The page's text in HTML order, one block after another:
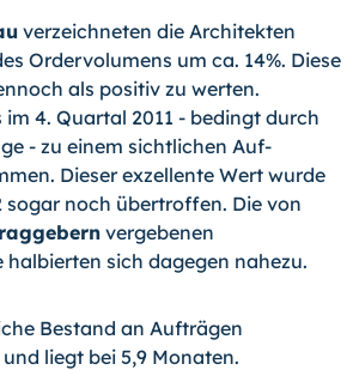
verzeichneten die Architekten
Ordervolumens um ca. 14%. Diese
als positiv zu werten.
im 4. Quartal 2011 - bedingt durch
- zu einem sichtlichen Auf­
Dieser exzellente Wert wurde
sogar noch übertroffen. Die von
vergebenen
sich dagegen nahezu.
Bestand an Aufträgen
liegt bei 5,9 Monaten.